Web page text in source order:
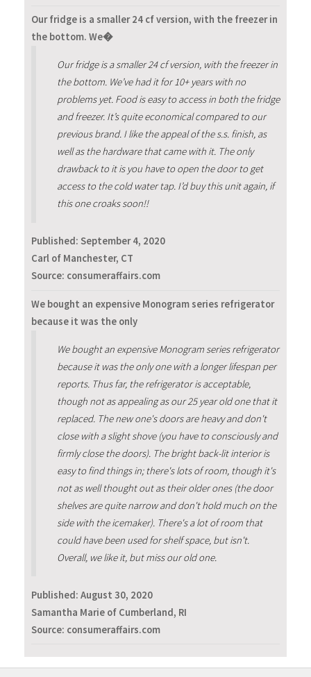
Our fridge is a smaller 24 cf version, with the freezer in
the bottom. We�
Our fridge is a smaller 24 cf version, with the freezer in
the bottom. We’ve had it for 10+ years with no
problems yet. Food is easy to access in both the fridge
and freezer. It’s quite economical compared to our
previous brand. I like the appeal of the s.s. finish, as
well as the hardware that came with it. The only
drawback to it is you have to open the door to get
access to the cold water tap. I’d buy this unit again, if
this one croaks soon!!
Published: September 4, 2020
Carl of Manchester, CT
Source: consumeraffairs.com
We bought an expensive Monogram series refrigerator
because it was the only
We bought an expensive Monogram series refrigerator
because it was the only one with a longer lifespan per
reports. Thus far, the refrigerator is acceptable,
though not as appealing as our 25 year old one that it
replaced. The new one's doors are heavy and don't
close with a slight shove (you have to consciously and
firmly close the doors). The bright back-lit interior is
easy to find things in; there's lots of room, though it's
not as well thought out as their older ones (the door
shelves are quite narrow and don't hold much on the
side with the icemaker). There's a lot of room that
could have been used for shelf space, but isn't.
Overall, we like it, but miss our old one.
Published: August 30, 2020
Samantha Marie of Cumberland, RI
Source: consumeraffairs.com